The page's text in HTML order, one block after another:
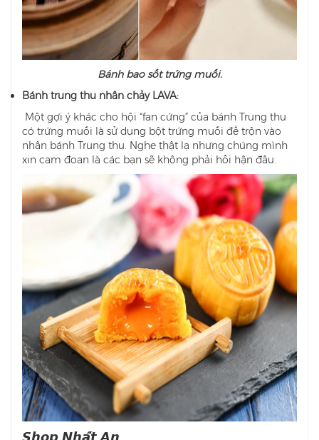
Bánh bao sốt trứng muối.
Bánh trung thu nhân chảy LAVA:
Một gợi ý khác cho hội “fan cứng” của bánh Trung thu
có trứng muối là sử dụng bột trứng muối để trộn vào
nhân bánh Trung thu. Nghe thật lạ nhưng chúng mình
xin cam đoan là các bạn sẽ không phải hối hận đâu.